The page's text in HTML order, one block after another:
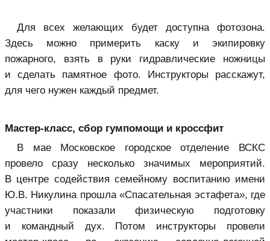
Для всех желающих будет доступна фотозона.
Здесь можно примерить каску и экипировку
пожарного, взять в руки гидравлические ножницы
и сделать памятное фото. Инструкторы расскажут,
для чего нужен каждый предмет.
Мастер-класс, сбор гумпомощи и кроссфит
В мае Московское городское отделение ВСКС
провело сразу несколько значимых мероприятий.
В центре содействия семейному воспитанию имени
Ю.В. Никулина прошла «Спасательная эстафета», где
участники показали физическую подготовку
и командный дух. Потом инструкторы провели